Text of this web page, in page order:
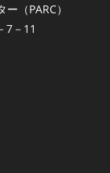
（PARC）
7－11